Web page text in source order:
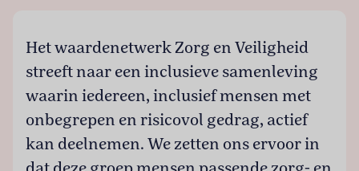
Het waardenetwerk Zorg en Veiligheid
streeft naar een inclusieve samenleving
waarin iedereen, inclusief mensen met
onbegrepen en risicovol gedrag, actief
kan deelnemen. We zetten ons ervoor in